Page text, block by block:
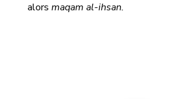
alors maqam al-ihsan.